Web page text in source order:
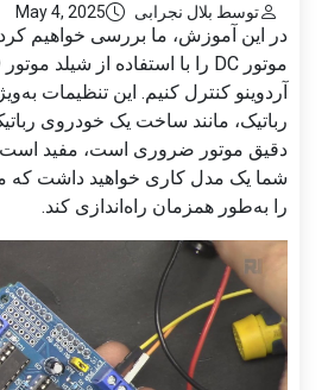
توسط بلال نجرابی May 4, 2025
در این آموزش، ما بررسی خواهیم کرد
آردوینو کنترل کنیم. این تنظیمات
رباتیک، مانند ساخت یک خودروی
دقیق موتور ضروری است، مفید است.
شما یک مدل کاری خواهید داشت که
را به‌طور همزمان راه‌اندازی کند.